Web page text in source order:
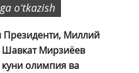
oʻtkazish
Президенти, Миллий
Мирзиёев
олимпия ва